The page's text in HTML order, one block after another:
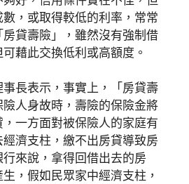
，或取得較低的利率，常常
貸壽險」，雖然沒有強制借
藉此交換低利或高額度。
長表示，事實上，「房貸壽
人身故時，壽險的保險金將
一方面對被保險人的家庭有
濟支柱，繳不出房貸導致房
來說，拿得回借出去的房
，假如民眾家中經濟支柱，